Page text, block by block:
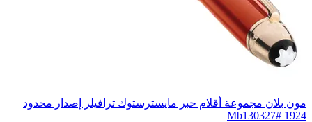
مون بلان مجموعة أقلام حبر مايسترستوك ترافيلر إصدار محدود
1924 #Mb130327